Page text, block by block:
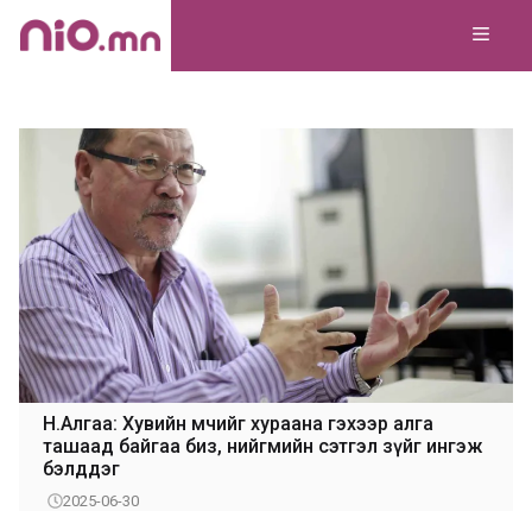
Skip
Н.Алгаа: Хувийн өмчийг хураана гэхээр алга
ташаад байгаа биз, нийгмийн сэтгэл зүйг ингэж
бэлддэг
2025-06-30